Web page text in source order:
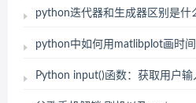
python迭代器和生成器区别是什
python中如何用matlibplot画时间
Python input()函数：获取用户输